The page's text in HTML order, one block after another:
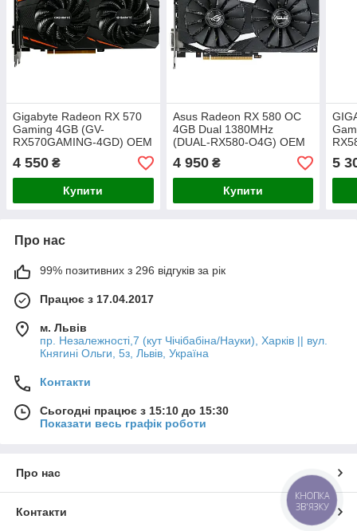
Gigabyte Radeon RX 570
Gaming 4GB (GV-
RX570GAMING-4GD) OEM
4 550 ₴
Купити
Asus Radeon RX 580 OC
4GB Dual 1380MHz
(DUAL-RX580-O4G) OEM
4 950₴
Купити
5
Про нас
99% позитивних з 296 відгуків за рік
Працює з 17.04.2017
м. Львів
пр. Незалежності,7 (кут Чічібабіна/Науки), Харків || вул.
Княгині Ольги, 5з, Львів, Україна
Контакти
Сьогодні працює з 15:10 до 15:30
Показати весь графік роботи
Про нас
Контакти
КНОПКА
ЗВ'ЯЗКУ